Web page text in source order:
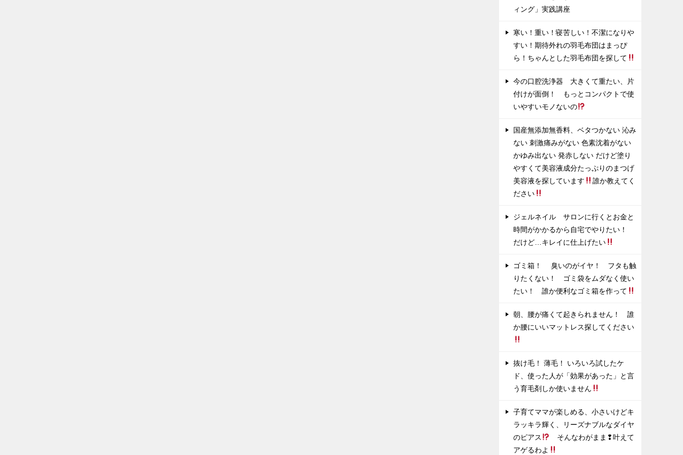
ィング」実践講座
寒い！重い！寝苦しい！不潔になりや
すい！期待外れの羽毛布団はまっぴ
ら！ちゃんとした羽毛布団を探して
今の口腔洗浄器 大きくて重たい、片
付けが面倒！ もっとコンパクトで使
いやすいモノないの
国産無添加無香料、ベタつかない 沁み
ない 刺激痛みがない 色素沈着がない
かゆみ出ない 発赤しない だけど塗り
やすくて美容液成分たっぷりのまつげ
美容液を探しています
誰か教えてく
ださい
ジェルネイル サロンに行くとお金と
時間がかかるから自宅でやりたい！
だけど…キレイに仕上げたい
ゴミ箱！ 臭いのがイヤ！ フタも触
りたくない！ ゴミ袋をムダなく使い
たい！ 誰か便利なゴミ箱を作って
朝、腰が痛くて起きられません！ 誰
か腰にいいマットレス探してください
抜け毛！ 薄毛！ いろいろ試したケ
ド、使った人が「効果があった」と言
う育毛剤しか使いません
子育てママが楽しめる、小さいけどキ
ラッキラ輝く、リーズナブルなダイヤ
のピアス
そんなわがまま❢叶えて
アゲるわよ